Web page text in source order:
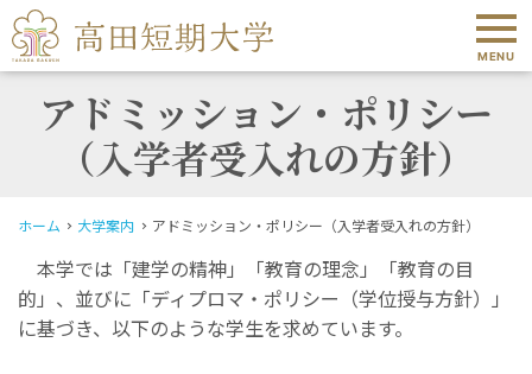
MENU
アドミッション・ポリシー
（入学者受入れの方針）
ホーム 大学案内 アドミッション・ポリシー（入学者受入れの方針）
本学では「建学の精神」「教育の理念」「教育の目
的」、並びに「ディプロマ・ポリシー（学位授与方針）」
に基づき、以下のような学生を求めています。